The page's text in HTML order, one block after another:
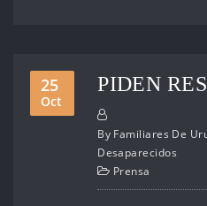
25
Oct
PIDEN
By Familiares De
Desaparecidos
Prensa